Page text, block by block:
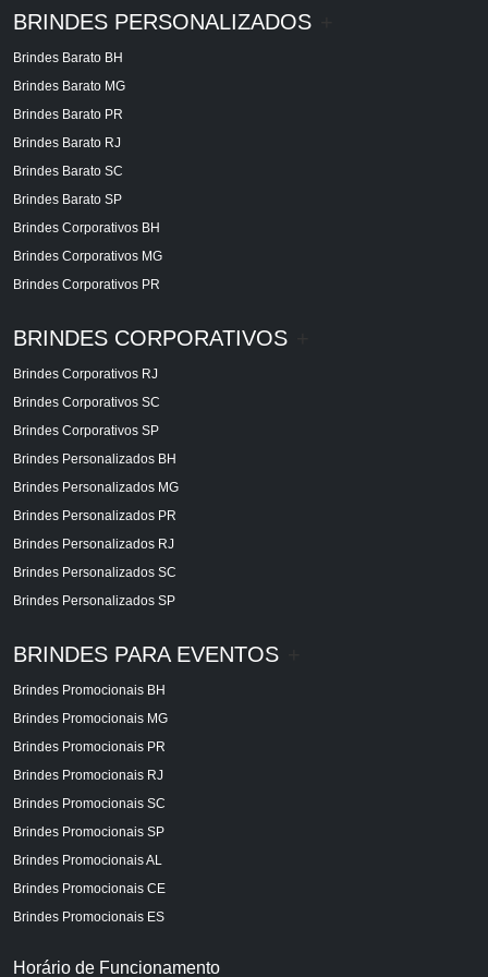
BRINDES PERSONALIZADOS
Brindes Barato BH
Brindes Barato MG
Brindes Barato PR
Brindes Barato RJ
Brindes Barato SC
Brindes Barato SP
Brindes Corporativos BH
Brindes Corporativos MG
Brindes Corporativos PR
BRINDES CORPORATIVOS
Brindes Corporativos RJ
Brindes Corporativos SC
Brindes Corporativos SP
Brindes Personalizados BH
Brindes Personalizados MG
Brindes Personalizados PR
Brindes Personalizados RJ
Brindes Personalizados SC
Brindes Personalizados SP
BRINDES PARA EVENTOS
Brindes Promocionais BH
Brindes Promocionais MG
Brindes Promocionais PR
Brindes Promocionais RJ
Brindes Promocionais SC
Brindes Promocionais SP
Brindes Promocionais AL
Brindes Promocionais CE
Brindes Promocionais ES
Horário de Funcionamento